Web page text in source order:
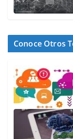
Conoce Otros